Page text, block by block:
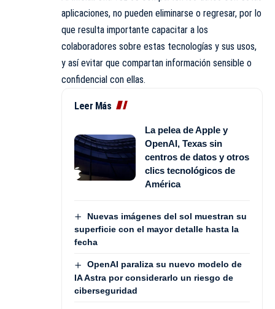
aplicaciones, no pueden eliminarse o regresar, por lo
que resulta importante capacitar a los
colaboradores sobre estas tecnologías y sus usos,
y así evitar que compartan información sensible o
confidencial con ellas.
Leer Más
La pelea de Apple y
OpenAI, Texas sin
centros de datos y otros
clics tecnológicos de
América
Nuevas imágenes del sol muestran su
superficie con el mayor detalle hasta la
fecha
OpenAI paraliza su nuevo modelo de
IA Astra por considerarlo un riesgo de
ciberseguridad